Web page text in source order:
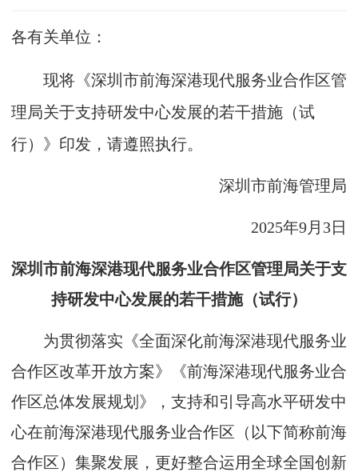
各有关单位：
现将《深圳市前海深港现代服务业合作区管
理局关于支持研发中心发展的若干措施（试
行）》印发，请遵照执行。
深圳市前海管理局
2025年9月3日
深圳市前海深港现代服务业合作区管理局关于支
持研发中心发展的若干措施（试行）
为贯彻落实《全面深化前海深港现代服务业
合作区改革开放方案》《前海深港现代服务业合
作区总体发展规划》，支持和引导高水平研发中
心在前海深港现代服务业合作区（以下简称前海
合作区）集聚发展，更好整合运用全球全国创新